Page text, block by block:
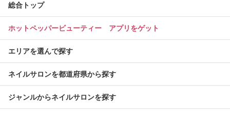
総合トップ
ホットペッパービューティー アプリをゲット
エリアを選んで探す
ネイルサロンを都道府県から探す
ジャンルからネイルサロンを探す